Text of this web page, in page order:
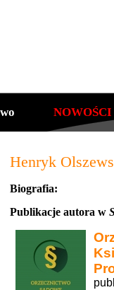
NOWOŚCI
Henryk
Biografia:
Publikacje autora w